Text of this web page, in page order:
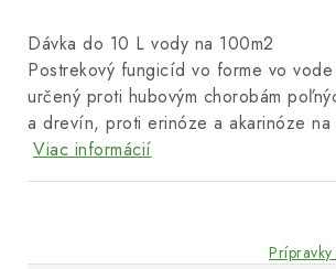
Dávka do 10 L vody na 100m2
Postrekový fungicíd vo forme vo
určený proti hubovým chorobám
a drevín, proti erinóze a akarinóze na
Viac informácií